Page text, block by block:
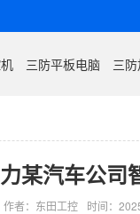
三防平板电脑 三
某汽车公
作者：东田工控 时间：